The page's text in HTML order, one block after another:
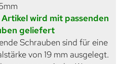
wird mit passenden
geliefert
Schrauben sind für eine
von 19 mm ausgelegt.